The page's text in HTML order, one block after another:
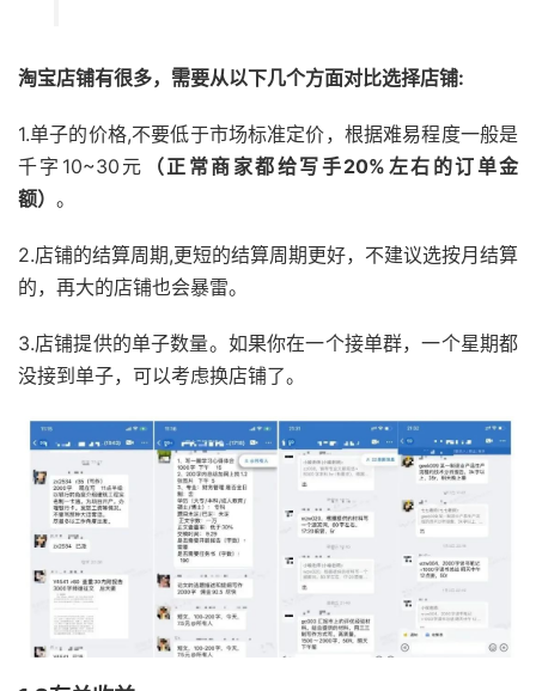
淘宝店铺有很多，需要从以下几个方面对比选择店铺:
1.单子的价格,不要低于市场标准定价，根据难易程度一般是
千字10~30元
（正常商家都给写手20%左右的订单金
额） 。
2.店铺的结算周期,更短的结算周期更好，不建议选按月结算
的，再大的店铺也会暴雷。
3.店铺提供的单子数量。如果你在一个接单群，一个星期都
没接到单子，可以考虑换店铺了。